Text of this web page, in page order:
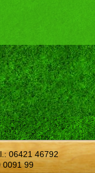
06421 46792
0091 99